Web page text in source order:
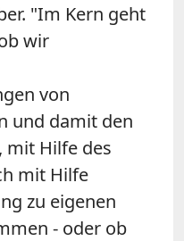
"Im Kern geht
wir
von
und damit den
mit Hilfe des
mit Hilfe
zu eigenen
- oder ob